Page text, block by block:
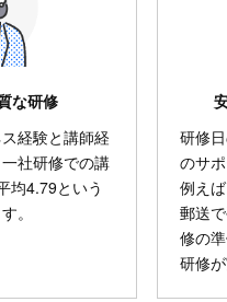
な研修
経験と講師経
社研修での講
均4.79という
。
研修
のサ
例え
郵送
修の
研修